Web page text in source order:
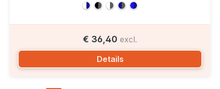
€ 36,40 excl.
Details